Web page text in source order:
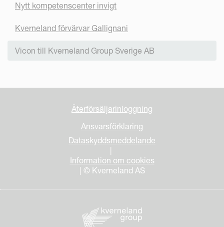
Nytt kompetenscenter invigt
Kverneland förvärvar Gallignani
Vicon till Kverneland Group Sverige AB
Återförsäljarinloggning
Ansvarsförklaring
Dataskyddsmeddelande
Information om cookies
| © Kverneland AS